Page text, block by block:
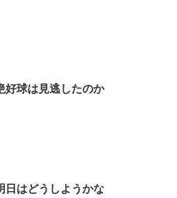
好球は見逃したのか
日はどうしようかな